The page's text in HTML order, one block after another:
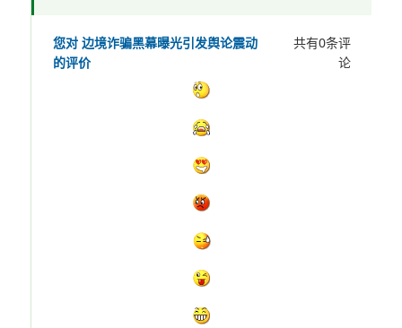
您对 边境诈骗黑幕曝光引发舆论震动
的评价
共有0条评
论